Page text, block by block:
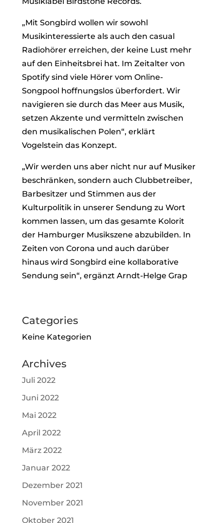
„Mit Songbird wollen wir sowohl
Musikinteressierte als auch den casual
Radiohörer erreichen, der keine Lust mehr
auf den Einheitsbrei hat. Im Zeitalter von
Spotify sind viele Hörer vom Online-
Songpool hoffnungslos überfordert. Wir
navigieren sie durch das Meer aus Musik,
setzen Akzente und vermitteln zwischen
den musikalischen Polen“, erklärt
Vogelstein das Konzept.
„Wir werden uns aber nicht nur auf Musiker
beschränken, sondern auch Clubbetreiber,
Barbesitzer und Stimmen aus der
Kulturpolitik in unserer Sendung zu Wort
kommen lassen, um das gesamte Kolorit
der Hamburger Musikszene abzubilden. In
Zeiten von Corona und auch darüber
hinaus wird Songbird eine kollaborative
Sendung sein“, ergänzt Arndt-Helge Grap
Categories
Keine Kategorien
Archives
Juli 2022
Juni 2022
Mai 2022
April 2022
März 2022
Januar 2022
Dezember 2021
November 2021
Oktober 2021